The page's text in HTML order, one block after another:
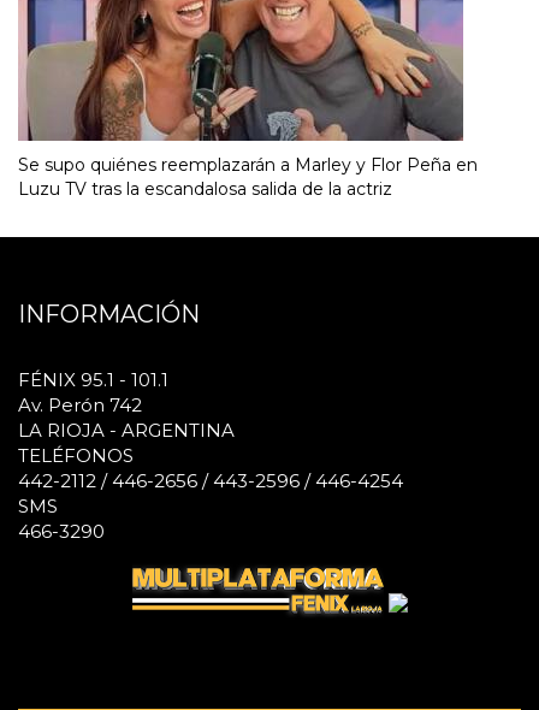
Se supo quiénes reemplazarán a Marley y Flor Peña en
Luzu TV tras la escandalosa salida de la actriz
INFORMACIÓN
FÉNIX 95.1 - 101.1
Av. Perón 742
LA RIOJA - ARGENTINA
TELÉFONOS
442-2112 / 446-2656 / 443-2596 / 446-4254
SMS
466-3290